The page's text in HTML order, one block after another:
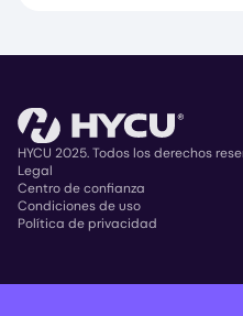
Copyright
HYCU 2025. Todos los derechos
Legal
Centro de confianza
Condiciones de uso
Política de privacidad